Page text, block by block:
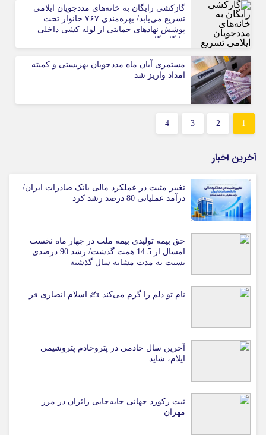
گازکشی رایگان به خانه‌های مددجویان ایلامی
تسریع می‌یابد/ بهره‌مندی ۷۶۷ خانوار تحت
پوشش نهادهای حمایتی از لوله کشی داخلی
رایگان گاز
مستمری آبان ماه مددجویان بهزیستی و کمیته
امداد واریز شد
1
2
3
4
آخرین اخبار
تغییر مثبت در عملکرد مالی بانک صادرات ایران/
درآمد عملیاتی 80 درصد رشد کرد
حق بیمه تولیدی بیمه ملت در چهار ماه نخست
امسال از 14.5 همت گذشت/ رشد 90 درصدی
نسبت به مدت مشابه سال گذشته
نام تو دلم را گرم می‌کند ✍️ اسلام انصاری فر
آخرین سال خادمی در پتروخادم پتروشیمی
ایلام، شاید …
ثبت رکورد جهانی جابه‌جایی زائران در مرز
مهران